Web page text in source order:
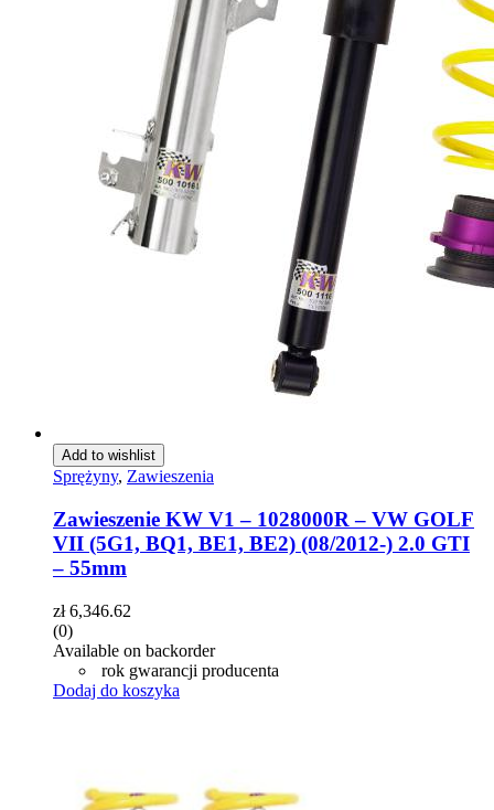
Add to wishlist
Sprężyny, Zawieszenia
Zawieszenie KW V1 – 1028000R – VW GOLF
VII (5G1, BQ1, BE1, BE2) (08/2012-) 2.0 GTI
– 55mm
zł6,346.62
(0)
Available on backorder
rok gwarancji producenta
Dodaj do koszyka